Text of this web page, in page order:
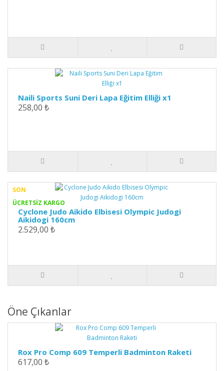
Naili Sports Suni Deri Lapa Eğitim Elliği x1
258,00 ₺
SON
ÜCRETSİZ KARGO
Cyclone Judo Aikido Elbisesi Olympic Judogi
Aikidogi 160cm
2.529,00 ₺
Öne Çıkanlar
Rox Pro Comp 609 Temperli Badminton Raketi
617,00 ₺